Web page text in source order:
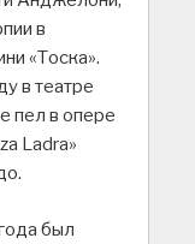
в
«Тоска».
в театре
пел в опере
Ladra»
был